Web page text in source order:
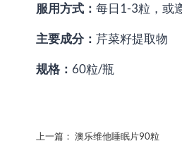
服用方式： 每日1-3粒，或
主要成分： 芹菜籽提取物
规格： 60粒/瓶
上一篇： 澳乐维他睡眠片90粒